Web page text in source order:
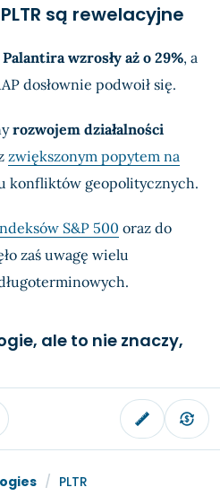
są rewelacyjne
wzrosły aż o 29%, a
dosłownie podwoił się.
rozwojem działalności
zwiększonym popytem na
konfliktów geopolitycznych.
S&P 500 oraz do
zaś uwagę wielu
ale to nie znaczy,
/ PLTR